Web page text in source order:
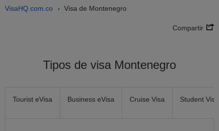
VisaHQ.com.co › Visa de Montenegro
Compartir
Tipos de visa Montenegro
Tourist eVisa Business eVisa Cruise Visa Student Visa